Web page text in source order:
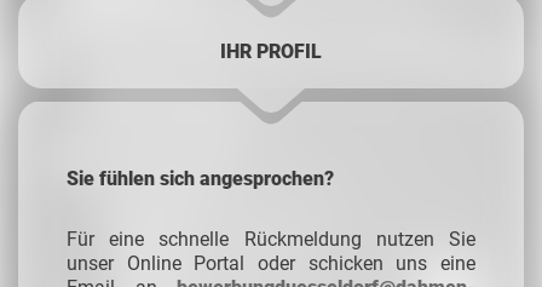
IHR PROFIL
Sie fühlen sich angesprochen?
Für eine schnelle Rückmeldung nutzen Sie
unser Online Portal oder schicken uns eine